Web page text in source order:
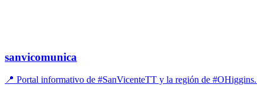
sanvicomunica
📍 Portal informativo de #SanVicenteTT y la región de